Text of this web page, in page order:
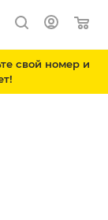
свой номер и